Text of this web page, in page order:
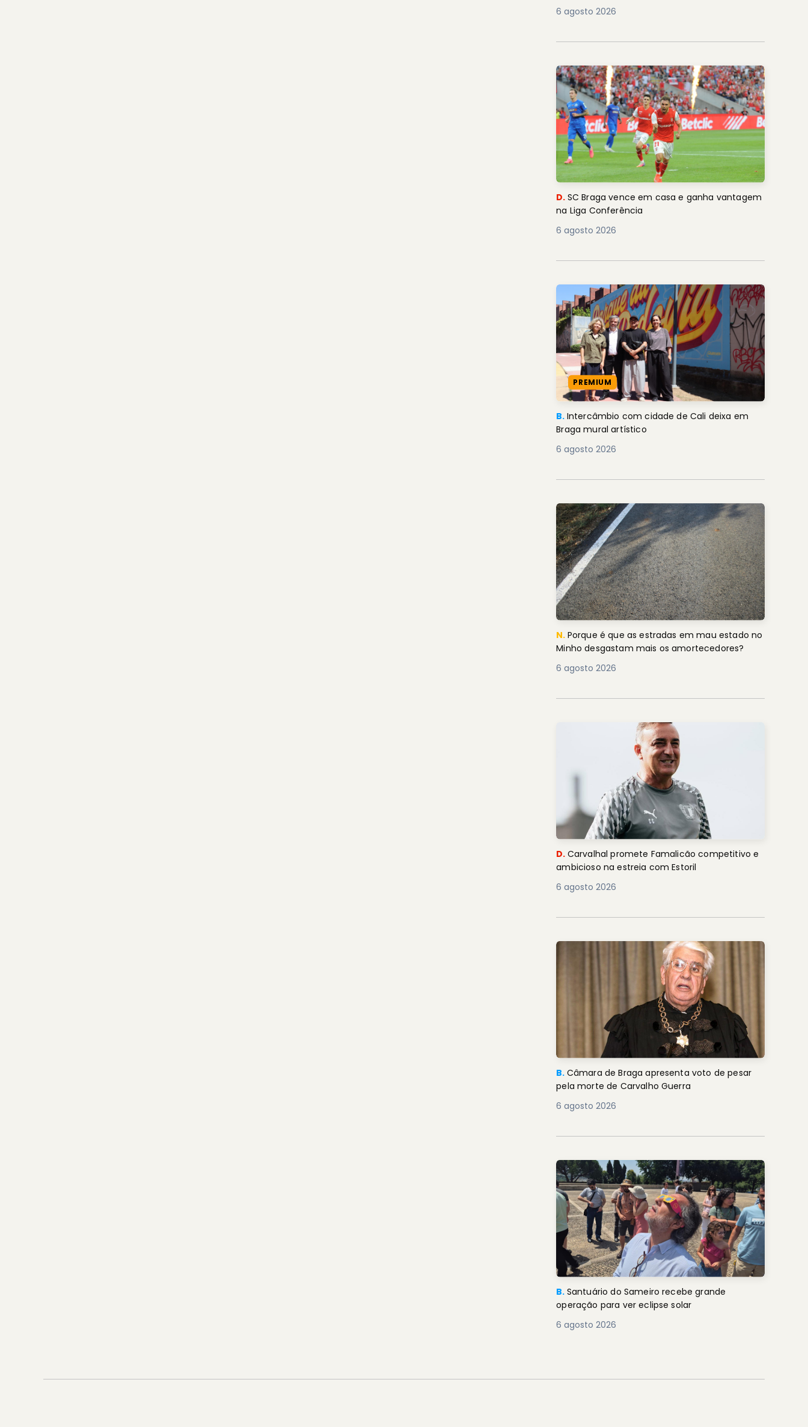
6 agosto 2026
D. SC Braga vence em casa e ganha vantagem
na Liga Conferência
6 agosto 2026
PREMIUM
B. Intercâmbio com cidade de Cali deixa em
Braga mural artístico
6 agosto 2026
N. Porque é que as estradas em mau estado no
Minho desgastam mais os amortecedores?
6 agosto 2026
D. Carvalhal promete Famalicão competitivo e
ambicioso na estreia com Estoril
6 agosto 2026
B. Câmara de Braga apresenta voto de pesar
pela morte de Carvalho Guerra
6 agosto 2026
B. Santuário do Sameiro recebe grande
operação para ver eclipse solar
6 agosto 2026